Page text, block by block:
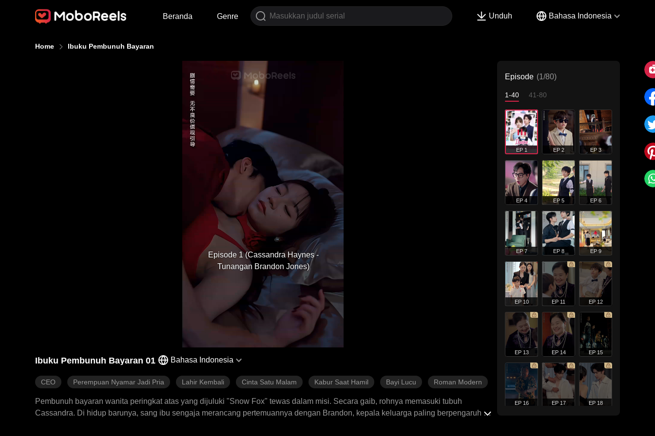
Beranda Genre Unduh Bahasa Indonesia
Home Ibuku Pembunuh Bayaran
Episode 1 (Cassandra Haynes -
Tunangan Brandon Jones)
Ibuku Pembunuh Bayaran 01 Bahasa Indonesia
CEO Perempuan Nyamar Jadi Pria Lahir Kembali Cinta Satu Malam Kabur Saat Hamil Bayi Lucu Roman Modern
Pembunuh bayaran wanita peringkat atas yang dijuluki "Snow Fox" tewas dalam misi. Secara gaib, rohnya memasuki tubuh
Cassandra. Di hidup barunya, sang ibu sengaja merancang pertemuannya dengan Brandon, kepala keluarga paling berpengaruh di
Episode (1/80)
1-40 41-80
EP 1 EP 2 EP 3
EP 4 EP 5 EP 6
EP 7 EP 8 EP 9
EP 10 EP 11 EP 12
EP 13 EP 14 EP 15
EP 16 EP 17 EP 18